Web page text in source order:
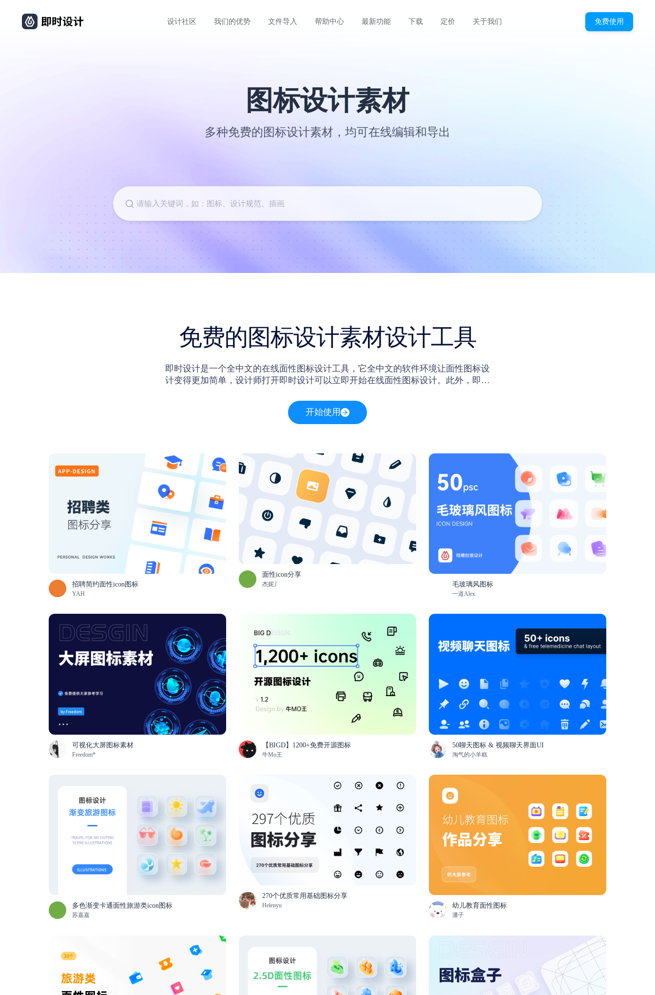
设计社区 我们的优势 文件导入 帮助中心 最新功能 下载 定价 关于我们 免费使用
图标设计素材
多种免费的图标设计素材，均可在线编辑和导出
免费的图标设计素材设计工具
即时设计是一个全中文的在线面性图标设计工具，它全中文的软件环境让面性图标设
计变得更加简单，设计师打开即时设计可以立即开始在线面性图标设计。此外，即时
设计师在线编辑。
开始使用
招聘简约面性icon图标
YAH
面性icon分享
杰妮丿 毛玻璃风图标
一道Alex
可视化大屏图标素材
Freedom*
【BIGD】1200+免费开源图标
牛Mo王
50聊天图标 & 视频聊天界面UI
淘气的小羊糕
多色渐变卡通面性旅游类icon图标
苏嘉嘉
270个优质常用基础图标分享
Helenyu 幼儿教育面性图标
潘子